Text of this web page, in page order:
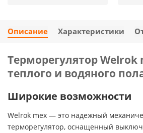
Описание Характеристики
Терморегулятор Welrok
теплого и водяного
Широкие возможности
Welrok mex — это надежный
терморегулятор, оснащенный